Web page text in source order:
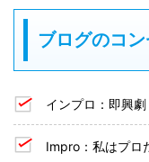
ブログのコン
インプロ：即興劇
Impro：私はプロ